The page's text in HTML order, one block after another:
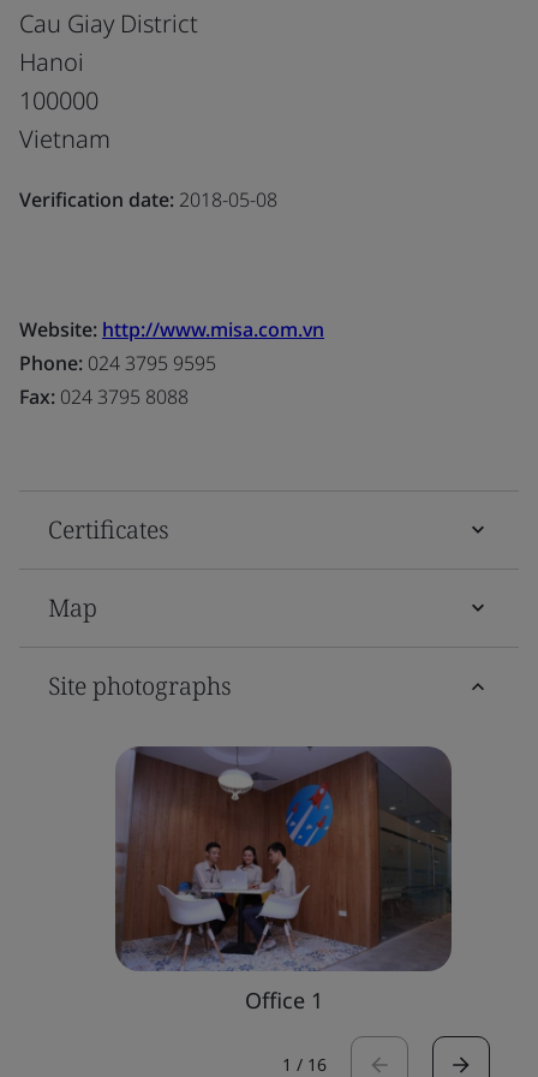
Cau Giay District
Hanoi
100000
Vietnam
Verification date: 2018-05-08
Website: http://www.misa.com.vn
Phone: 024 3795 9595
Fax: 024 3795 8088
Certificates
Map
Site photographs
Office 1
1 / 16